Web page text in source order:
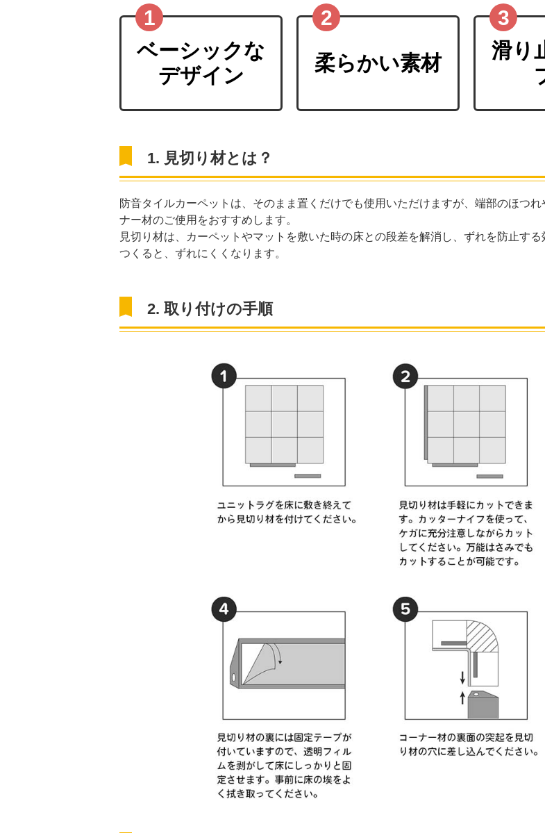
ベーシックな
デザイン
柔らかい素材
滑り
1. 見切り材とは？
防音タイルカーペットは、そのまま置くだけでも使用いただけますが、端部のほつ
ナー材のご使用をおすすめします。
見切り材は、カーペットやマットを敷いた時の床との段差を解消し、ずれを防止す
つくると、ずれにくくなります。
2. 取り付けの手順